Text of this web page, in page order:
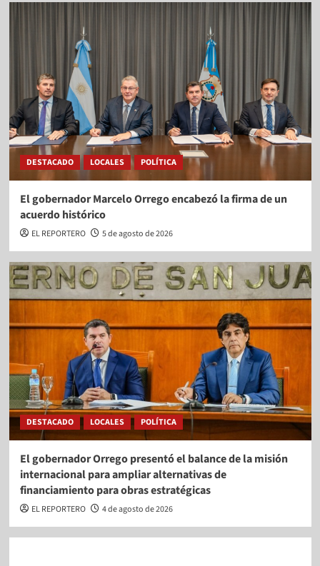
DESTACADO LOCALES POLÍTICA
El gobernador Marcelo Orrego encabezó la firma de un
acuerdo histórico
EL REPORTERO 5 de agosto de 2026
DESTACADO LOCALES POLÍTICA
El gobernador Orrego presentó el balance de la misión
internacional para ampliar alternativas de
financiamiento para obras estratégicas
EL REPORTERO 4 de agosto de 2026